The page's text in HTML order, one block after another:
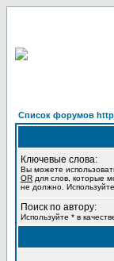
Список форумов
Ключевые слова:
Вы можете
OR для слов, которые
не должно.
Поиск по автору:
Используйте * в